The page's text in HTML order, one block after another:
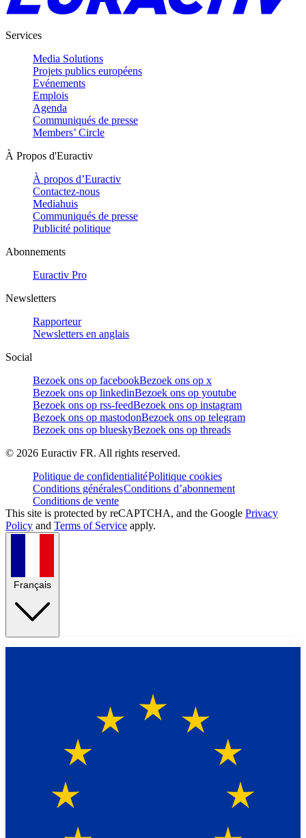
Services
Media Solutions
Projets publics européens
Evénements
Emplois
Agenda
Communiqués de presse
Members’ Circle
À Propos d'Euractiv
À propos d’Euractiv
Contactez-nous
Mediahuis
Communiqués de presse
Publicité politique
Abonnements
Euractiv Pro
Newsletters
Rapporteur
Newsletters en anglais
Social
Bezoek ons op facebookBezoek ons op x
Bezoek ons op linkedinBezoek ons op youtube
Bezoek ons op rss-feedBezoek ons op instagram
Bezoek ons op mastodonBezoek ons op telegram
Bezoek ons op blueskyBezoek ons op threads
© 2026 Euractiv FR. All rights reserved.
Politique de confidentialitéPolitique cookies
Conditions généralesConditions d’abonnement
Conditions de vente
This site is protected by reCAPTCHA, and the Google Privacy
Policy and Terms of Service apply.
Français